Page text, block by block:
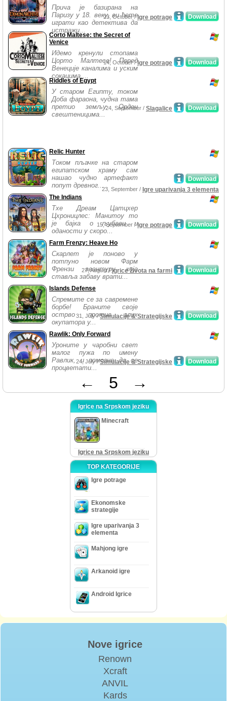
Прича је базирана на
Паризу у 18. веку, ви ћете
играти као детектива да
истражи...
Download
23, October /Igre potrage
Corto Maltese: the Secret of
Venice
Идемо кренули стопама
Цорто Малтесе! Поред
Венеције каналима и уским
сокацима,...
Download
14, October /Igre potrage
Riddles of Egypt
У старом Египту, током
Доба фараона, чудна тама
претио земљу. Орден
свештеницима...
Download
24, September / Slagalice
Relic Hunter
Током пљачке на старом
египатском храму сам
нашао чудно артефакт
попут древног...
Download
23, September / Igre uparivanja 3 elementa
The Indians
Тхе Дреам Цатцхер
Цхроницлес: Манитоу то
је бајка о љубави и
оданости у скоро...
Download
15, September /Igre potrage
Farm Frenzy: Heave Ho
Скарлет је поново у
потпуно новом Фарм
Френзи авантуру која
ставља забаву врати...
Download
27, August /Igrice života na farmi
Islands Defense
Спремите се за савремене
борбе! Браните своје
острво против злих
окупатора у...
Download
31, July /Simulacije & Strategijske
Rawlik: Only Forward
Уроните у чаробни свет
малог пужа по имену
Равлик, и помогне да се
процветати...
Download
24, July /Simulacije & Strategijske
← 5 →
Igrice na Srpskom jeziku
Minecraft
Igrice na Srpskom jeziku
TOP KATEGORIJE
Igre potrage
Ekonomske
strategije
Igre uparivanja 3
elementa
Mahjong igre
Arkanoid igre
Android Igrice
Nove igrice
Renown
Xcraft
ANVIL
Kards